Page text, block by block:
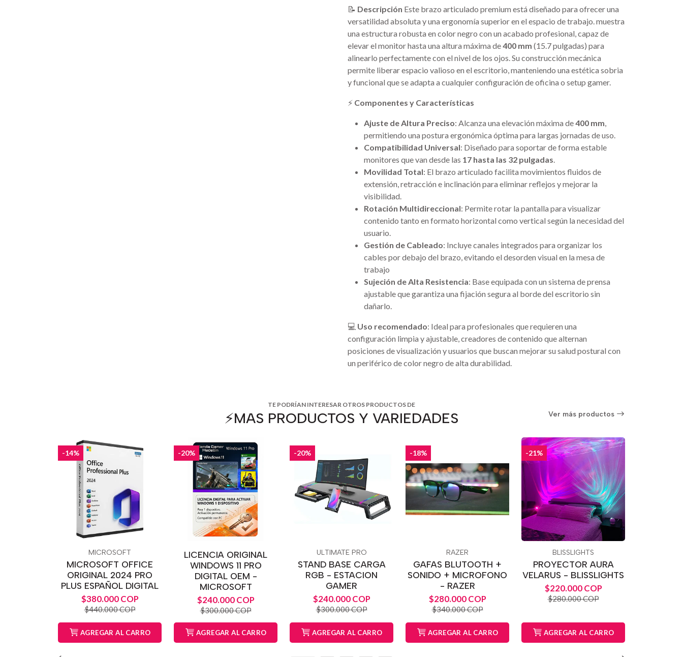
📝 Descripción Este brazo articulado premium está diseñado para ofrecer una
versatilidad absoluta y una ergonomía superior en el espacio de trabajo. muestra
una estructura robusta en color negro con un acabado profesional, capaz de
elevar el monitor hasta una altura máxima de400 mm (15.7 pulgadas) para
alinearlo perfectamente con el nivel de los ojos. Su construcción mecánica
permite liberar espacio valioso en el escritorio, manteniendo una estética sobria
y funcional que se adapta a cualquier configuración de oficina o setup gamer.
⚡ Componentes y Características
Ajuste de Altura Preciso: Alcanza una elevación máxima de400 mm,
permitiendo una postura ergonómica óptima para largas jornadas de uso.
Compatibilidad Universal: Diseñado para soportar de forma estable
monitores que van desde las 17 hasta las 32 pulgadas.
Movilidad Total: El brazo articulado facilita movimientos fluidos de
extensión, retracción e inclinación para eliminar reflejos y mejorar la
visibilidad.
Rotación Multidireccional: Permite rotar la pantalla para visualizar
contenido tanto en formato horizontal como vertical según la necesidad del
usuario.
Gestión de Cableado: Incluye canales integrados para organizar los
cables por debajo del brazo, evitando el desorden visual en la mesa de
trabajo
Sujeción de Alta Resistencia: Base equipada con un sistema de prensa
ajustable que garantiza una fijación segura al borde del escritorio sin
dañarlo.
💻 Uso recomendado: Ideal para profesionales que requieren una
configuración limpia y ajustable, creadores de contenido que alternan
posiciones de visualización y usuarios que buscan mejorar su salud postural con
un periférico de color negro de alta durabilidad.
TE PODRÍAN INTERESAR OTROS PRODUCTOS DE
⚡️MAS PRODUCTOS Y VARIEDADES Ver más productos
-14%
MICROSOFT
MICROSOFT OFFICE
ORIGINAL 2024 PRO
PLUS ESPAÑOL DIGITAL
$380.000 COP
$440.000 COP
AGREGAR AL CARRO
-20%
LICENCIA ORIGINAL
WINDOWS 11 PRO
DIGITAL OEM -
MICROSOFT
$240.000 COP
$300.000 COP
AGREGAR AL CARRO
-20%
ULTIMATE PRO
STAND BASE CARGA
RGB - ESTACION
GAMER
$240.000 COP
$300.000 COP
AGREGAR AL CARRO
-18%
RAZER
GAFAS BLUTOOTH +
SONIDO + MICROFONO
- RAZER
$280.000 COP
$340.000 COP
AGREGAR AL CARRO
-21%
BLISSLIGHTS
PROYECTOR AURA
VELARUS - BLISSLIGHTS
$220.000 COP
$280.000 COP
AGREGAR AL CARRO